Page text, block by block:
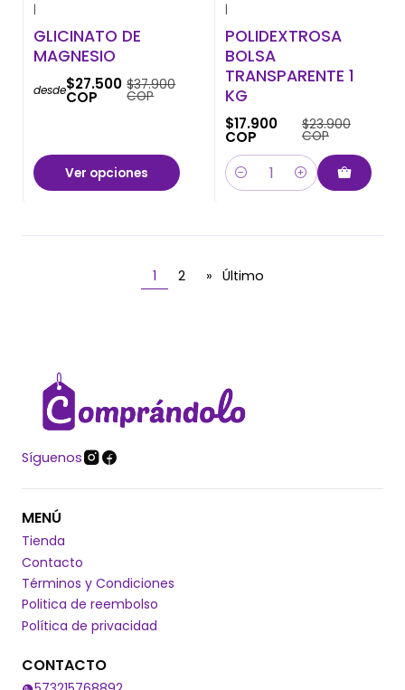
|
GLICINATO DE
MAGNESIO
desde$27.500
COP
$37.900
COP
Ver opciones
|
POLIDEXTROSA
BOLSA
TRANSPARENTE 1
KG
$17.900
COP
$23.900
COP
Cantidad
1 2 » Último
Síguenos
MENÚ
Tienda
Contacto
Términos y Condiciones
Politica de reembolso
Política de privacidad
CONTACTO